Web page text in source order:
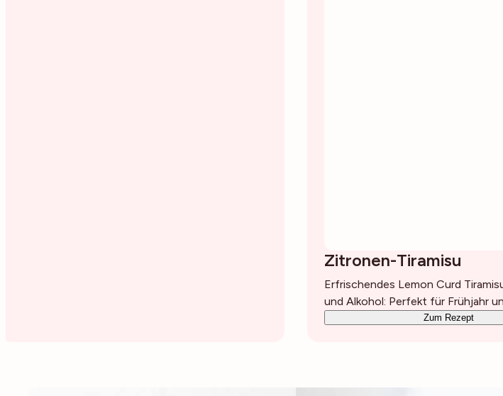
Zitronen-Tiramisu
Erfrischendes Lemon Curd
und Alkohol: Perfekt für Frühjahr
Zum Rezept